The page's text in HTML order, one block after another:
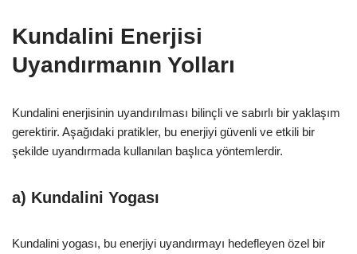
Kundalini Enerjisi
Uyandırmanın Yolları
Kundalini enerjisinin uyandırılması bilinçli ve sabırlı bir yaklaşım
gerektirir. Aşağıdaki pratikler, bu enerjiyi güvenli ve etkili bir
şekilde uyandırmada kullanılan başlıca yöntemlerdir.
a) Kundalini Yogası
Kundalini yogası, bu enerjiyi uyandırmayı hedefleyen özel bir